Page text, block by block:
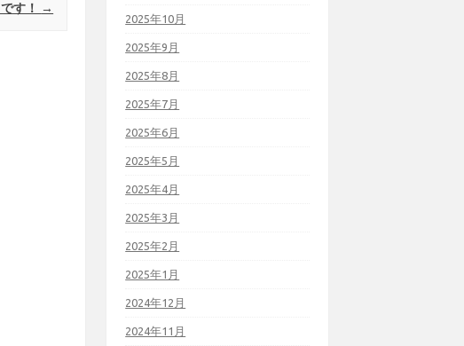
す！ →
2025年10月
2025年9月
2025年8月
2025年7月
2025年6月
2025年5月
2025年4月
2025年3月
2025年2月
2025年1月
2024年12月
2024年11月